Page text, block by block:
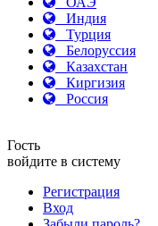
Индия
Турция
Белоруссия
Казахстан
Киргизия
Россия
Гость
войдите в систему
Регистрация
Вход